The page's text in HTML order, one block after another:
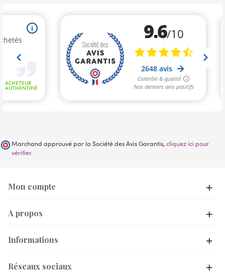
Marchand approuvé par la Société des Avis Garantis, cliquez ici pour
vérifier.
Mon compte
A propos
Informations
Réseaux sociaux